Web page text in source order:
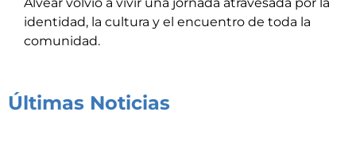
identidad, la cultura y el encuentro de toda la
comunidad.
Últimas Noticias